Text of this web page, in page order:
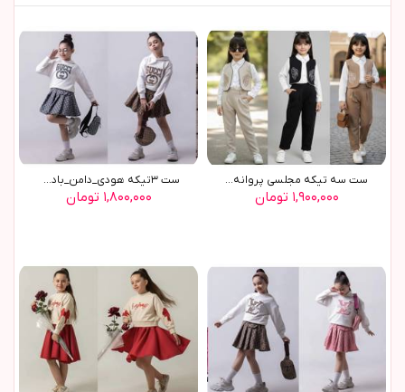
ست سه تيکه مجلسي پروانه(9620)
۱,۹۰۰,۰۰۰ تومان
ست ٣تيکه هودي_دامن_بادي ...
۱,۸۰۰,۰۰۰ تومان